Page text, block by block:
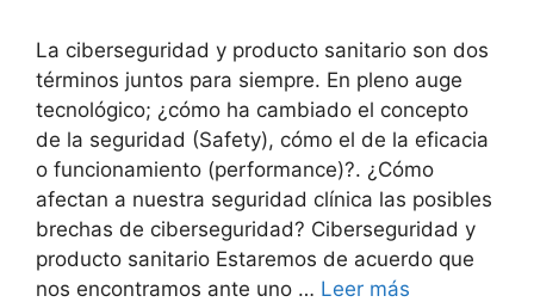
La ciberseguridad y producto sanitario son dos
términos juntos para siempre. En pleno auge
tecnológico; ¿cómo ha cambiado el concepto
de la seguridad (Safety), cómo el de la eficacia
o funcionamiento (performance)?. ¿Cómo
afectan a nuestra seguridad clínica las posibles
brechas de ciberseguridad? Ciberseguridad y
producto sanitario Estaremos de acuerdo que
nos encontramos ante uno … Leer más